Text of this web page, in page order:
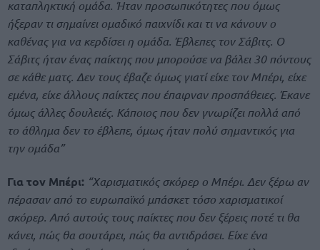
καταπληκτική ομάδα. Ήταν προσωπικότητες που όμως
ήξεραν τι σημαίνει ομαδικό παιχνίδι και τι να κάνουν ο
καθένας για να κερδίσει η ομάδα. Έβλεπες τον Σάβιτς. Ο
Σάβιτς ήταν ένας παίκτης που μπορούσε να βάλει 30 πόντους
σε κάθε ματς. Δεν τους έβαζε όμως γιατί είχε τον Μπέρι, είχε
εμένα, είχε άλλους παίκτες που έπαιρναν προσπάθειες. Έκανε
όμως άλλες δουλειές. Κάποιος που δεν γνωρίζει πολλά από
το άθλημα δεν το έβλεπε, όμως ήταν πολύ σημαντικός για
την ομάδα”
Για τον Μπέρι: “Χαρισματικός σκόρερ ο Μπέρι. Δεν ξέρω αν
πέρασαν από το ευρωπαϊκό μπάσκετ τόσο χαρισματικοί
σκόρερ. Από αυτούς τους παίκτες που δεν ξέρεις ποτέ τι θα
κάνει, πώς θα σουτάρει, πώς θα αντιδράσει. Είχε ένα